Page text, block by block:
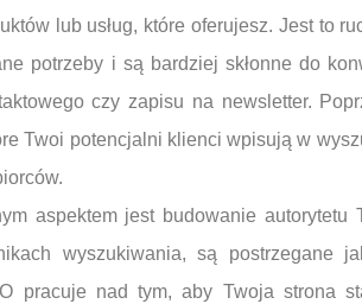
lub usług, które oferujesz. Jest to
potrzeby i są bardziej skłonne do
czy zapisu na newsletter.
Twoi potencjalni klienci wpisują w
aspektem jest budowanie
wyszukiwania, są postrzegane
pracuje nad tym, aby Twoja strona